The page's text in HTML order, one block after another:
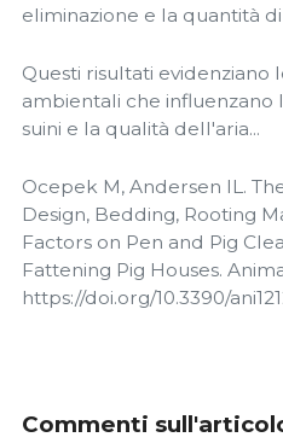
eliminazione e la quantità
Questi risultati evidenziano
ambientali che influenzano
suini e la qualità dell'aria...
Ocepek M, Andersen IL.
Design, Bedding, Rooting
Factors on Pen and Pig
Fattening Pig Houses.
https://doi.org/10.3390/
Commenti